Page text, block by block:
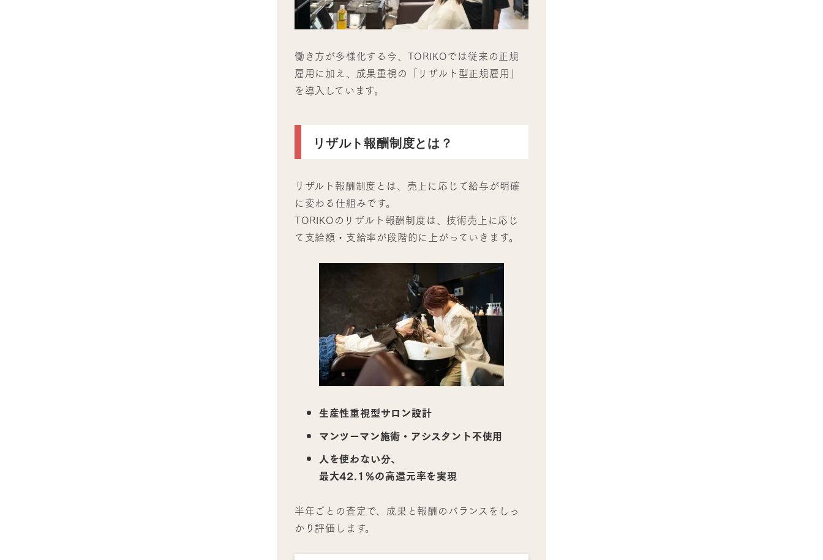
働き方が多様化する今、TORIKOでは従来の正規
雇用に加え、成果重視の「リザルト型正規雇用」
を導入しています。
リザルト報酬制度とは？
リザルト報酬制度とは、売上に応じて給与が明確
に変わる仕組みです。
TORIKOのリザルト報酬制度は、技術売上に応じ
て支給額・支給率が段階的に上がっていきます。
生産性重視型サロン設計
マンツーマン施術・アシスタント不使用
人を使わない分、
最大42.1％の高還元率を実現
半年ごとの査定で、成果と報酬のバランスをしっ
かり評価します。